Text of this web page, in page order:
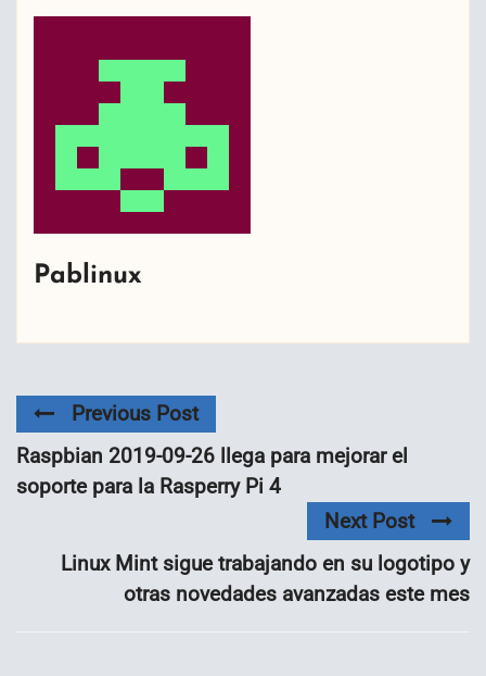
Pablinux
Previous Post
Raspbian 2019-09-26 llega para mejorar el
soporte para la Rasperry Pi 4
Next Post
Linux Mint sigue trabajando en su logotipo y
otras novedades avanzadas este mes